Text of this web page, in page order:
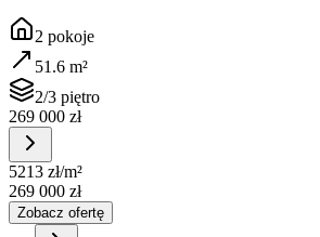
2 pokoje
51.6 m²
2/3 piętro
269 000 zł
5213 zł/m²
269 000 zł
Zobacz ofertę